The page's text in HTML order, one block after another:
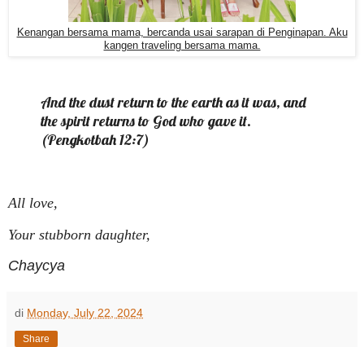
Kenangan bersama mama, bercanda usai sarapan di Penginapan. Aku
kangen traveling bersama mama.
And the dust return to the earth as it was, and
the spirit returns to God who gave it.
(Pengkotbah 12:7)
All love,
Your stubborn daughter,
Chaycya
di Monday, July 22, 2024
Share